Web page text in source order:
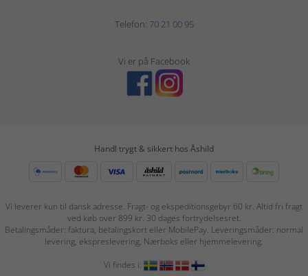
Telefon: 70 21 00 95
Vi er på Facebook
Handl trygt & sikkert hos Åshild
Vi leverer kun til dansk adresse. Fragt- og ekspeditionsgebyr 60 kr. Altid fri fragt
ved køb over 899 kr. 30 dages fortrydelsesret.
Betalingsmåder: faktura, betalingskort eller MobilePay. Leveringsmåder: normal
levering, ekspreslevering, Nærboks eller hjemmelevering.
Vi findes i: